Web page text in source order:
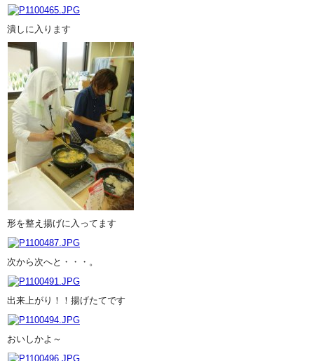
潰しに入ります
形を整え揚げに入ってます
次から次へと・・・。
出来上がり！！揚げたてです
おいしかよ～